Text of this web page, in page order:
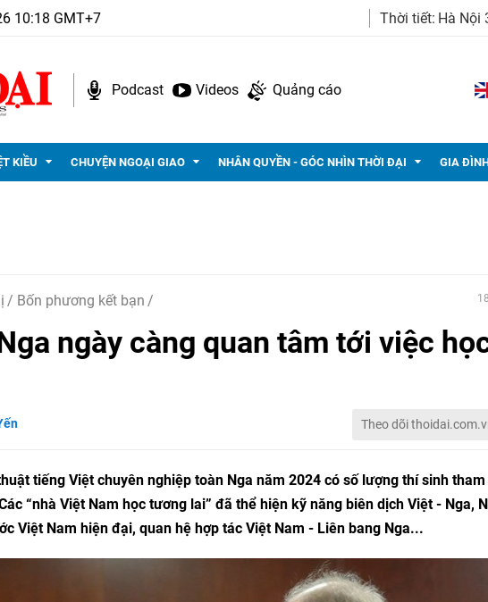
10:18 GMT+7 Thời tiết: Hà Nội
Podcast Videos Quảng cáo
KIỀU CHUYỆN NGOẠI GIAO NHÂN QUYỀN - GÓC NHÌN THỜI ĐẠI GIA
Bốn phương kết bạn
ngày càng quan tâm tới việc
Theo dõi
tiếng Việt chuyên nghiệp toàn Nga năm 2024 có số lượng thí sinh
“nhà Việt Nam học tương lai” đã thể hiện kỹ năng biên dịch Việt - Nga,
Việt Nam hiện đại, quan hệ hợp tác Việt Nam - Liên bang Nga...